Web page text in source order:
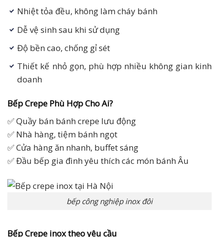
Nhiệt tỏa đều, không làm cháy bánh
Dễ vệ sinh sau khi sử dụng
Độ bền cao, chống gỉ sét
Thiết kế nhỏ gọn, phù hợp nhiều không gian kinh
doanh
Bếp Crepe Phù Hợp Cho Ai?
✅ Quầy bán bánh crepe lưu động
✅ Nhà hàng, tiệm bánh ngọt
✅ Cửa hàng ăn nhanh, buffet sáng
✅ Đầu bếp gia đình yêu thích các món bánh Âu
bếp công nghiệp inox đôi
Bếp Crepe inox theo yêu cầu